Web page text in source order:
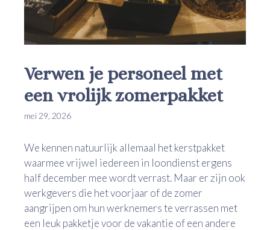
Verwen je personeel met
een vrolijk zomerpakket
mei 29, 2026
We kennen natuurlijk allemaal het kerstpakket
waarmee vrijwel iedereen in loondienst ergens
half december mee wordt verrast. Maar er zijn ook
werkgevers die het voorjaar of de zomer
aangrijpen om hun werknemers te verrassen met
een leuk pakketje voor de vakantie of een andere